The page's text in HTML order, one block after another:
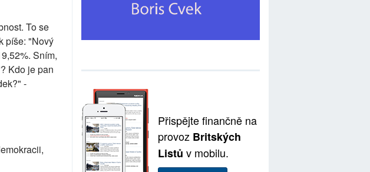
To se
píše: "Nový
Sním,
Kdo je pan
-
Přispějte finančně na
provoz Britských
Listů v mobilu.